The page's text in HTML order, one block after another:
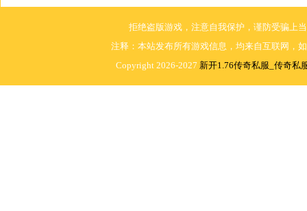
拒绝盗版游戏，注意自我保护，谨防受骗上
注释：本站发布所有游戏信息，均来自互联网，
Copyright 2026-2027 新开1.76传奇私服_传奇私